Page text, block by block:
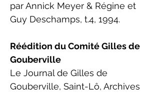
par Annick Meyer & Régine et
Guy Deschamps, t.4, 1994.
Réédition du Comité Gilles de
Gouberville
Le Journal de Gilles de
Gouberville, Saint-Lô, Archives